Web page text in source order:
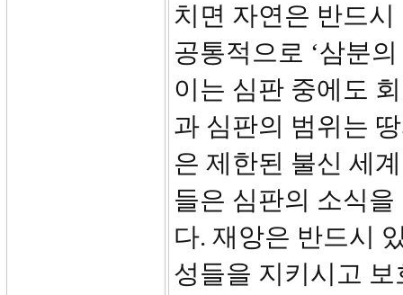
치면 자연은 반드
공통적으로 ‘삼분
이는 심판 중에도
과 심판의 범위는
은 제한된 불신 세
들은 심판의 소식
다. 재앙은 반드시
성들을 지키시고